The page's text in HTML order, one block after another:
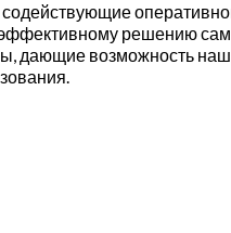
эффективному решению
дающие возможность